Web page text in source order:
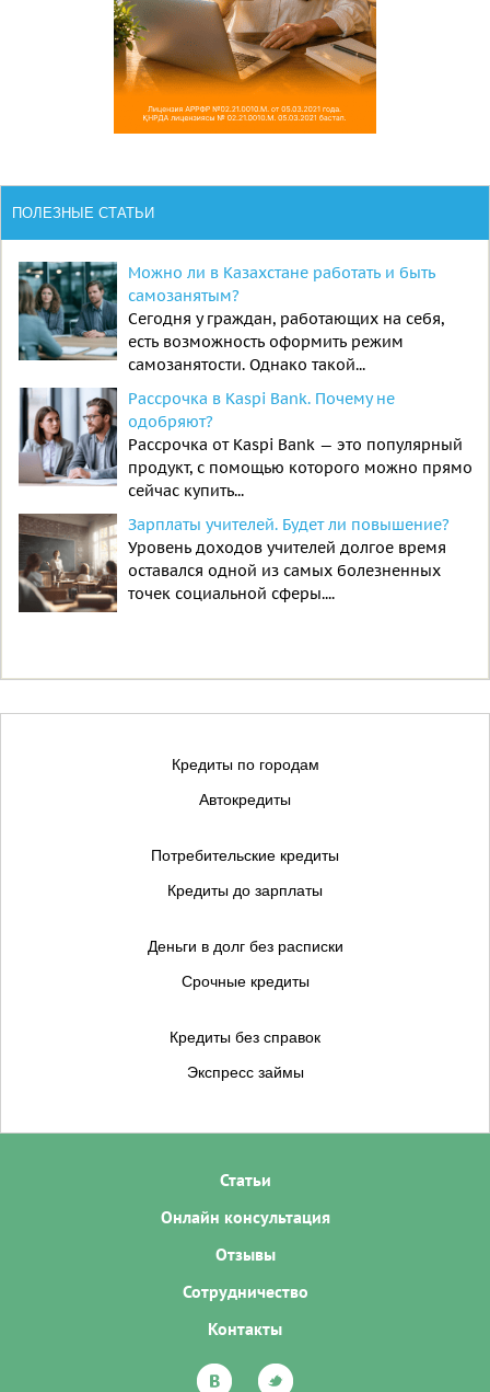
ПОЛЕЗНЫЕ СТАТЬИ
Можно ли в Казахстане работать и быть
самозанятым?
Сегодня у граждан, работающих на себя,
есть возможность оформить режим
самозанятости. Однако такой...
Рассрочка в Kaspi Bank. Почему не
одобряют?
Рассрочка от Kaspi Bank — это популярный
продукт, с помощью которого можно прямо
сейчас купить...
Зарплаты учителей. Будет ли повышение?
Уровень доходов учителей долгое время
оставался одной из самых болезненных
точек социальной сферы....
Кредиты по городам
Автокредиты
Потребительские кредиты
Кредиты до зарплаты
Деньги в долг без расписки
Срочные кредиты
Кредиты без справок
Экспресс займы
Статьи
Онлайн консультация
Отзывы
Сотрудничество
Контакты